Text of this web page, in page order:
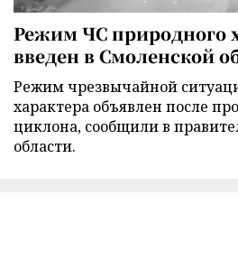
Режим ЧС природного
введен в Смоленской
Режим чрезвычайной
характера объявлен после
циклона, сообщили в
области.